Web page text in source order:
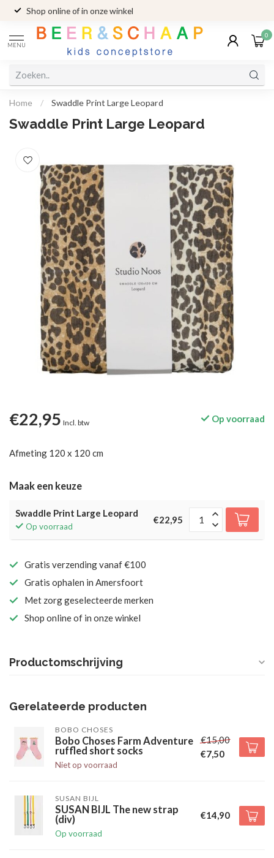
Shop online of in onze winkel
MENU
0
Home / Swaddle Print Large Leopard
Swaddle Print Large Leopard
€22,95 Incl. btw Op voorraad
Afmeting 120 x 120 cm
Maak een keuze
Swaddle Print Large Leopard
Op voorraad
€22,95
Gratis verzending vanaf €100
Gratis ophalen in Amersfoort
Met zorg geselecteerde merken
Shop online of in onze winkel
Productomschrijving
Gerelateerde producten
BOBO CHOSES
Bobo Choses Farm Adventure
ruffled short socks
Niet op voorraad
€15,00
€7,50
SUSAN BIJL
SUSAN BIJL The new strap
(div)
Op voorraad
€14,90